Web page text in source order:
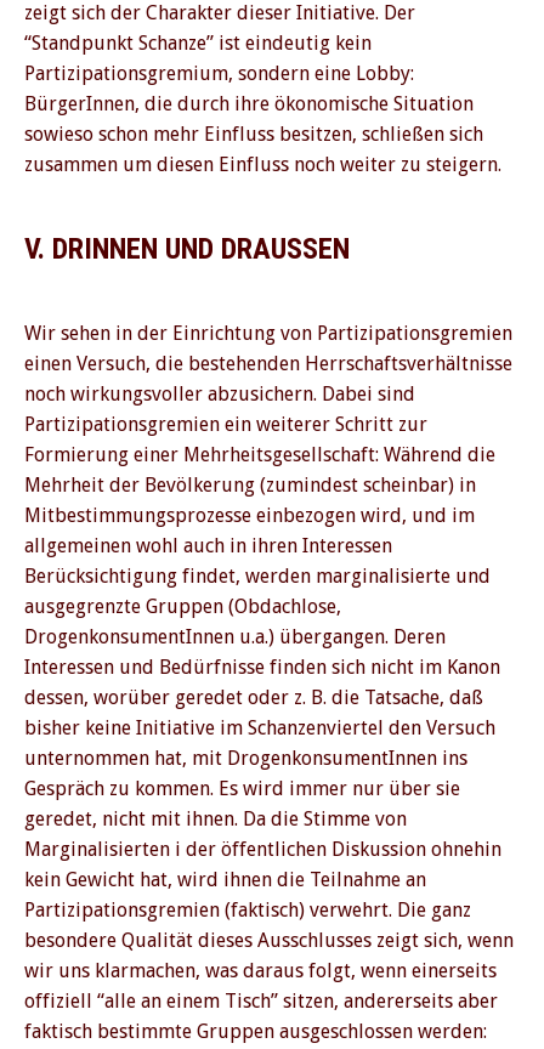
zeigt sich der Charakter dieser Initiative. Der
“Standpunkt Schanze” ist eindeutig kein
Partizipationsgremium, sondern eine Lobby:
BürgerInnen, die durch ihre ökonomische Situation
sowieso schon mehr Einfluss besitzen, schließen sich
zusammen um diesen Einfluss noch weiter zu steigern.
V. DRINNEN UND DRAUSSEN
Wir sehen in der Einrichtung von Partizipationsgremien
einen Versuch, die bestehenden Herrschaftsverhältnisse
noch wirkungsvoller abzusichern. Dabei sind
Partizipationsgremien ein weiterer Schritt zur
Formierung einer Mehrheitsgesellschaft: Während die
Mehrheit der Bevölkerung (zumindest scheinbar) in
Mitbestimmungsprozesse einbezogen wird, und im
allgemeinen wohl auch in ihren Interessen
Berücksichtigung findet, werden marginalisierte und
ausgegrenzte Gruppen (Obdachlose,
DrogenkonsumentInnen u.a.) übergangen. Deren
Interessen und Bedürfnisse finden sich nicht im Kanon
dessen, worüber geredet oder z. B. die Tatsache, daß
bisher keine Initiative im Schanzenviertel den Versuch
unternommen hat, mit DrogenkonsumentInnen ins
Gespräch zu kommen. Es wird immer nur über sie
geredet, nicht mit ihnen. Da die Stimme von
Marginalisierten i der öffentlichen Diskussion ohnehin
kein Gewicht hat, wird ihnen die Teilnahme an
Partizipationsgremien (faktisch) verwehrt. Die ganz
besondere Qualität dieses Ausschlusses zeigt sich, wenn
wir uns klarmachen, was daraus folgt, wenn einerseits
offiziell “alle an einem Tisch” sitzen, andererseits aber
faktisch bestimmte Gruppen ausgeschlossen werden:
PREVIOUS